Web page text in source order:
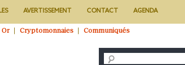
AVERTISSEMENT CONTACT AGENDA
Or Cryptomonnaies Communiqués